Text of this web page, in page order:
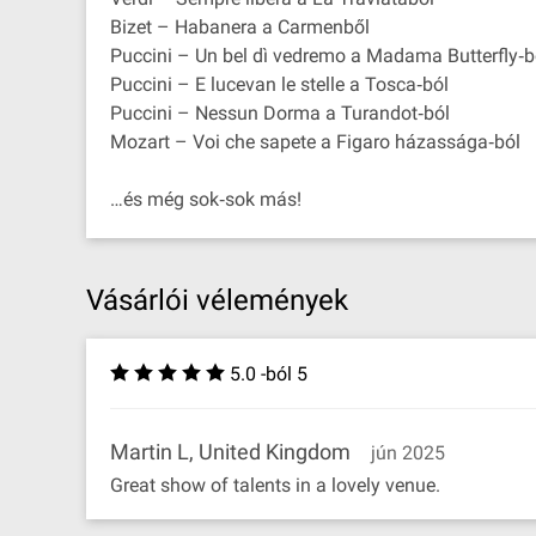
Bizet – Habanera a Carmenből
Puccini – Un bel dì vedremo a Madama
Puccini – E lucevan le stelle a Tosca‐ból
Puccini – Nessun Dorma a Turandot‐ból
Mozart – Voi che sapete a Figaro házassága‐ból
…és még sok‐sok más!
Vásárlói vélemények
5.0 -ból 5
Martin L, United Kingdom
jún 2025
Great show of talents in a lovely venue.